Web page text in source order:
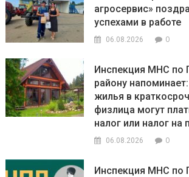
агросервис»
успехами в работе
06.08.2026 0
Инспекция МНС по
району
жилья в
физлица могут
налог или налог на
06.08.2026 0
Инспекция МНС по